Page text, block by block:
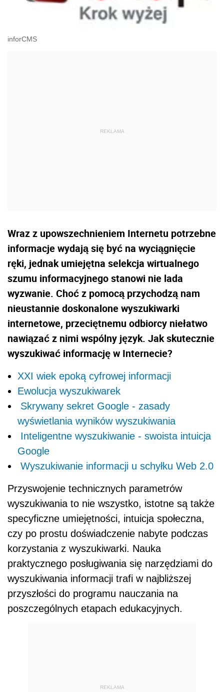
inforCMS
Wraz z upowszechnieniem Internetu potrzebne
informacje wydają się być na wyciągnięcie
ręki, jednak umiejętna selekcja wirtualnego
szumu informacyjnego stanowi nie lada
wyzwanie. Choć z pomocą przychodzą nam
nieustannie doskonalone wyszukiwarki
internetowe, przeciętnemu odbiorcy niełatwo
nawiązać z nimi wspólny język. Jak skutecznie
wyszukiwać informację w Internecie?
XXI wiek epoką cyfrowej informacji
Ewolucja wyszukiwarek
Skrywany sekret Google - zasady
wyświetlania wyników wyszukiwania
Inteligentne wyszukiwanie - swoista intuicja
Google
Wyszukiwanie informacji u schyłku Web 2.0
Przyswojenie technicznych parametrów
wyszukiwania to nie wszystko, istotne są także
specyficzne umiejętności, intuicja społeczna,
czy po prostu doświadczenie nabyte podczas
korzystania z wyszukiwarki. Nauka
praktycznego posługiwania się narzędziami do
wyszukiwania informacji trafi w najbliższej
przyszłości do programu nauczania na
poszczególnych etapach edukacyjnych.
REKLAMA